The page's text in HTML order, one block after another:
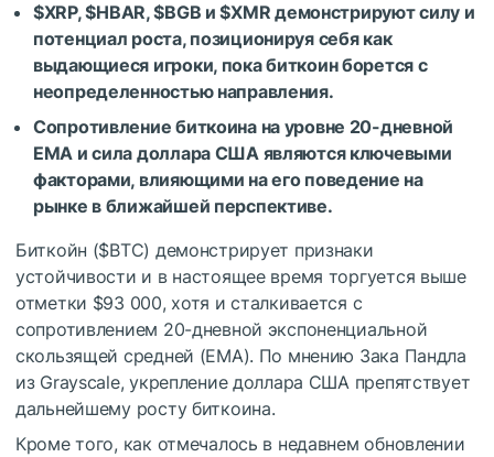
$XRP,$HBAR,$BGB и$XMR демонстрируют силу и
потенциал роста, позиционируя себя как
выдающиеся игроки, пока биткоин борется с
неопределенностью направления.
Сопротивление биткоина на уровне 20-дневной
EMA и сила доллара США являются ключевыми
факторами, влияющими на его поведение на
рынке в ближайшей перспективе.
Биткойн ($BTC) демонстрирует признаки
устойчивости и в настоящее время торгуется выше
отметки $93 000, хотя и сталкивается с
сопротивлением 20-дневной экспоненциальной
скользящей средней (EMA). По мнению Зака Пандла
из Grayscale, укрепление доллара США препятствует
дальнейшему росту биткоина.
Кроме того, как отмечалось в недавнем обновлении